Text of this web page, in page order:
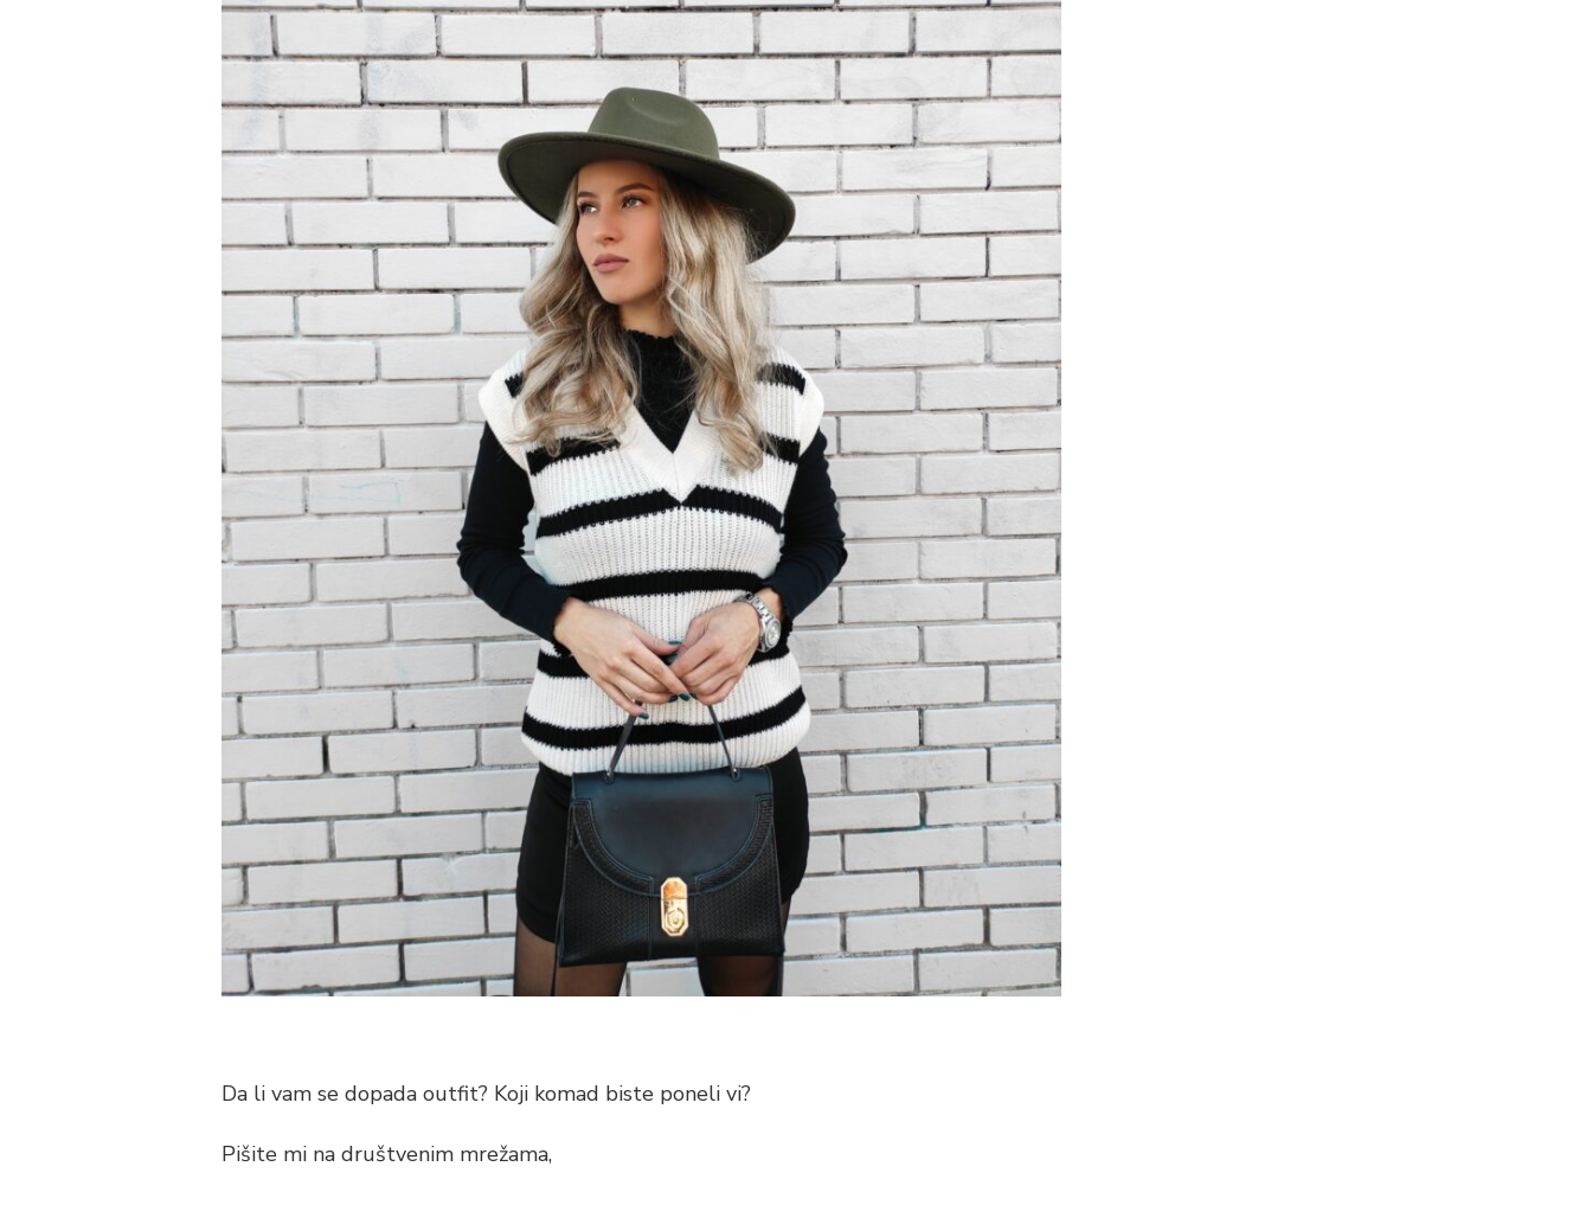
Da li vam se dopada outfit? Koji komad biste poneli vi?
Pišite mi na društvenim mrežama,